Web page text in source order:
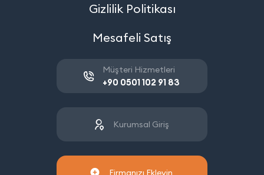
Gizlilik Politikası
Mesafeli Satış
Müşteri Hizmetleri
+90 0501 102 91 83
Kurumsal Giriş